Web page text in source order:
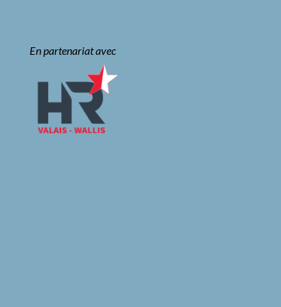
En partenariat avec